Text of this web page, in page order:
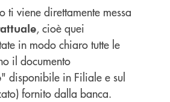
viene direttamente messa
, cioè quei
in modo chiaro tutte le
il documento
" disponibile in Filiale e sul
fornito dalla banca.